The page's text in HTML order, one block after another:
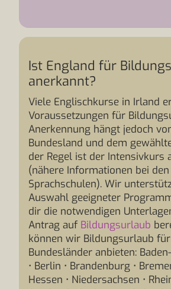
Ist England für
anerkannt?
Viele Englischkurse in Irland
Voraussetzungen für
Anerkennung hängt jedoch
Bundesland und dem
der Regel ist der Intensivkurs
(nähere Informationen bei
Sprachschulen). Wir
Auswahl geeigneter
dir die notwendigen
Antrag auf Bildungsurlaub
können wir Bildungsurlaub
Bundesländer anbieten:
• Berlin • Brandenburg •
Hessen • Niedersachsen •